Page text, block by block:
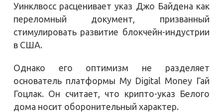
Уинклвосс расценивает указ Джо Байдена как
переломный документ, призванный
стимулировать развитие блокчейн-индустрии
в США.
Однако его оптимизм не разделяет
основатель платформы My Digital Money Гай
Гоцлак. Он считает, что крипто-указ Белого
дома носит оборонительный характер.